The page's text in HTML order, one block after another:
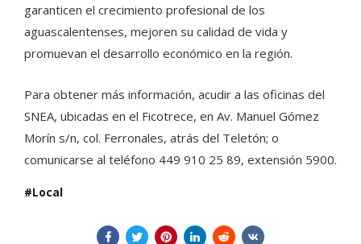
garanticen el crecimiento profesional de los
aguascalentenses, mejoren su calidad de vida y
promuevan el desarrollo económico en la región.
Para obtener más información, acudir a las oficinas del
SNEA, ubicadas en el Ficotrece, en Av. Manuel Gómez
Morín s/n, col. Ferronales, atrás del Teletón; o
comunicarse al teléfono 449 910 25 89, extensión 5900.
Local